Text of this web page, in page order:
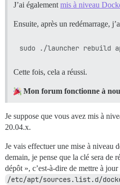
J’ai également mis à niveau
Ensuite, après un redémarrage,
Cette fois, cela a réussi.
Mon forum fonctionne à
Je suppose que vous avez mis à
20.04.x.
Je vais effectuer une mise à niveau
demain, je pense que la clé sera de
dépôt », c’est-à-dire de mettre à jour
/etc/apt/sources.list.d/